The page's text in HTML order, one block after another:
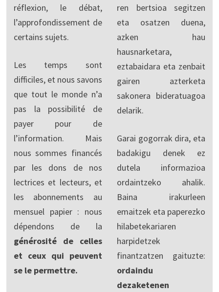
réflexion, le débat,
l’approfondissement de
certains sujets.
Les temps sont
difficiles, et nous savons
que tout le monde n’a
pas la possibilité de
payer pour de
l’information. Mais
nous sommes financés
par les dons de nos
lectrices et lecteurs, et
les abonnements au
mensuel papier : nous
dépendons de la
générosité de celles
et ceux qui peuvent
se le permettre.
ren bertsioa segitzen
eta osatzen duena,
azken hau
hausnarketara,
eztabaidara eta zenbait
gairen azterketa
sakonera bideratuagoa
delarik.
Garai gogorrak dira, eta
badakigu denek ez
dutela informazioa
ordaintzeko ahalik.
Baina irakurleen
emaitzek eta paperezko
hilabetekariaren
harpidetzek
finantzatzen gaituzte:
ordaindu
dezaketenen